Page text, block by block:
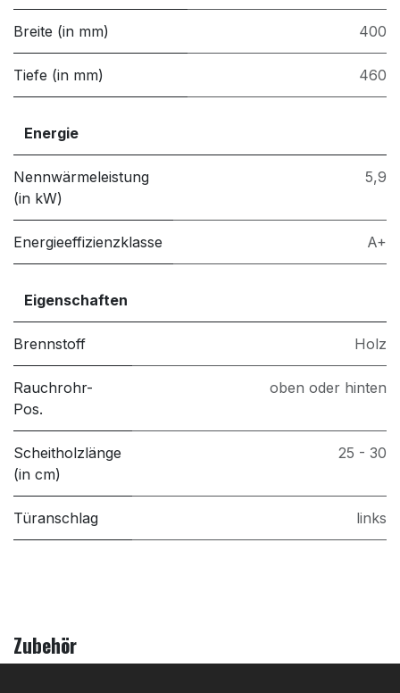
Breite (in mm) 400
Tiefe (in mm) 460
Energie
Nennwärmeleistung
(in kW)
5,9
Energieeffizienzklasse A+
Eigenschaften
Brennstoff Holz
Rauchrohr-
Pos.
oben oder hinten
Scheitholzlänge
(in cm)
25 - 30
Türanschlag links
Zubehör